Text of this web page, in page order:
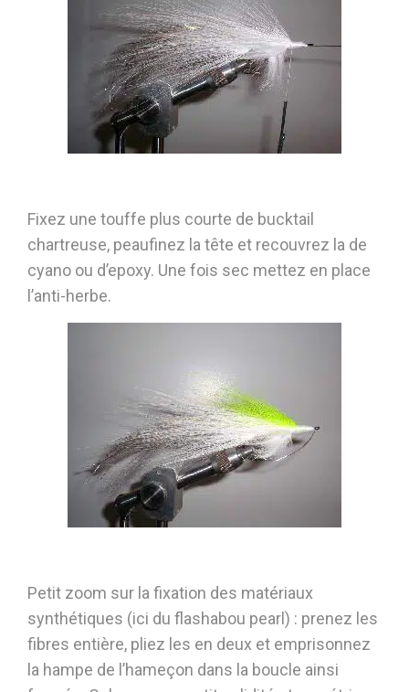
Fixez une touffe plus courte de bucktail
chartreuse, peaufinez la tête et recouvrez la de
cyano ou d’epoxy. Une fois sec mettez en place
l’anti-herbe.
Petit zoom sur la fixation des matériaux
synthétiques (ici du flashabou pearl) : prenez les
fibres entière, pliez les en deux et emprisonnez
la hampe de l’hameçon dans la boucle ainsi